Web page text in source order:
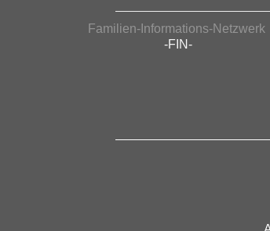
Familien-Informations-Netzwerk
-FIN-